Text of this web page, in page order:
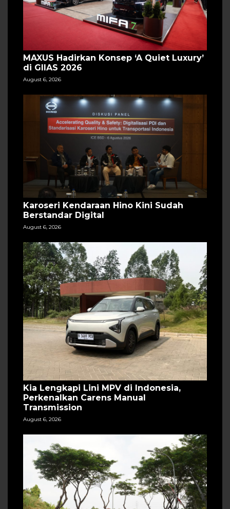
MAXUS Hadirkan Konsep ‘A Quiet Luxury’
di GIIAS 2026
August 6, 2026
Karoseri Kendaraan Hino Kini Sudah
Berstandar Digital
August 6, 2026
Kia Lengkapi Lini MPV di Indonesia,
Perkenalkan Carens Manual
Transmission
August 6, 2026